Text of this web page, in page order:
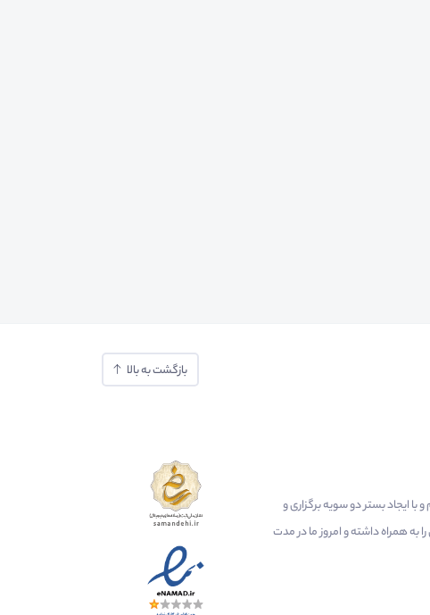
بازگشت به بالا
و با ایجاد بستر دو سویه برگزاری و
همراه داشته و امروز ما در مدت